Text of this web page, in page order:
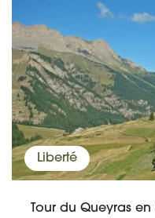
Liberté
Tour du Queyras